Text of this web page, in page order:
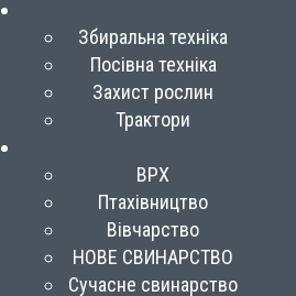
Збиральна техніка
Посівна техніка
Захист рослин
Трактори
ВРХ
Птахівництво
Вівчарство
НОВЕ СВИНАРСТВО
Сучасне свинарство